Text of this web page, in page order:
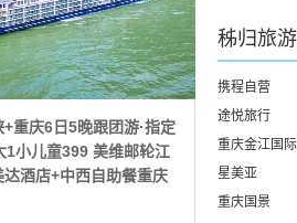
重庆6日5晚跟团游·指定
1小儿童399 美维邮轮江
酒店+中西自助餐重庆
秭归 旅
携程自营
途悦旅行
重庆金江国
星美亚
重庆国景